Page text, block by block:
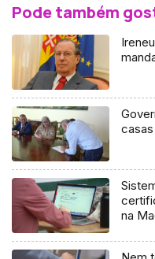
Pode também
na